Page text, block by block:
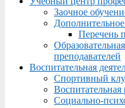
Заочное
Перечень
преподавателей
Воспитательная
Спортивный
Воспитательная
Социально-